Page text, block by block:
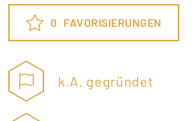
0 FAVORISIERUNGEN
k.A. gegründet